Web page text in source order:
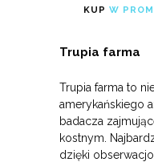
KUP W
Trupia farma
Trupia farma to
amerykańskiego
badacza
kostnym.
dzięki